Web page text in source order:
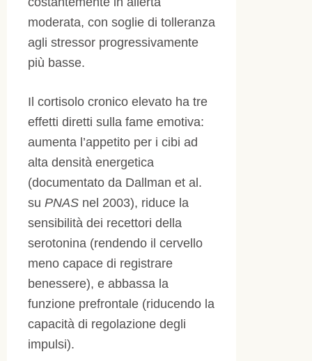
moderata, con soglie di tolleranza
agli stressor progressivamente
più basse.
Il cortisolo cronico elevato ha tre
effetti diretti sulla fame emotiva:
aumenta l’appetito per i cibi ad
alta densità energetica
(documentato da Dallman et al.
su PNAS nel 2003), riduce la
sensibilità dei recettori della
serotonina (rendendo il cervello
meno capace di registrare
benessere), e abbassa la
funzione prefrontale (riducendo la
capacità di regolazione degli
impulsi).